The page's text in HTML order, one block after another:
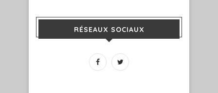
RÉSEAUX SOCIAUX